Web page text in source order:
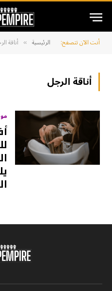
أنت الآن تتصفح: الرئيسية » أناقة
أناقة الرجل